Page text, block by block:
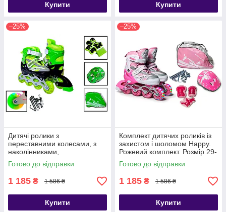
Купити Купити
–25%
Дитячі ролики з
переставними колесами, з
наколінниками,
налокітниками та шоломом
Happy. Зелений колір. Розмір
29-33
Готово до відправки
1 185 ₴ 1 586 ₴
Купити
–25%
Комплект дитячих роликів із
захистом і шоломом Happy.
Рожевий комплект. Розмір 29-
33
Готово до відправки
1 185 ₴ 1 586 ₴
Купити